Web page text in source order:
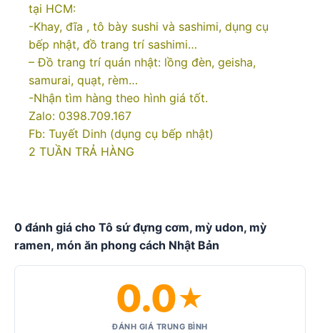
tại HCM:
-Khay, đĩa , tô bày sushi và sashimi, dụng cụ
bếp nhật, đồ trang trí sashimi…
– Đồ trang trí quán nhật: lồng đèn, geisha,
samurai, quạt, rèm…
-Nhận tìm hàng theo hình giá tốt.
Zalo: 0398.709.167
Fb: Tuyết Dinh (dụng cụ bếp nhật)
2 TUẦN TRẢ HÀNG
0 đánh giá cho Tô sứ đựng cơm, mỳ udon, mỳ
ramen, món ăn phong cách Nhật Bản
0.0★
ĐÁNH GIÁ TRUNG BÌNH